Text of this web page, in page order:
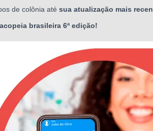
de colônia até sua atualização mais
brasileira 6ª edição!